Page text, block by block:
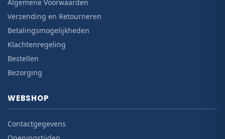
Algemene Voorwaarden
Verzending en Retourneren
Betalingsmogelijkheden
Klachtenregeling
Bestellen
Bezorging
WEBSHOP
Contactgegevens